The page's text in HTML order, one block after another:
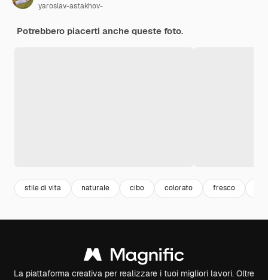
yaroslav-astakhov-
Potrebbero piacerti anche queste foto.
stile di vita naturale cibo colorato fresco
La piattaforma creativa per realizzare i tuoi migliori lavori. Oltre